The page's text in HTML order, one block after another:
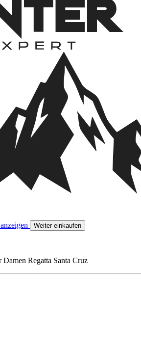
Weiter einkaufen
Damen Regatta Santa Cruz